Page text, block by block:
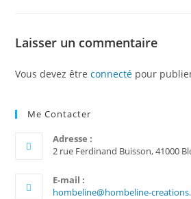
Laisser un commentaire
Vous devez êtreconnecté pour
Me Contacter
Adresse :
2 rue Ferdinand Buisson, 41000
E-mail :
hombeline@hombeline-